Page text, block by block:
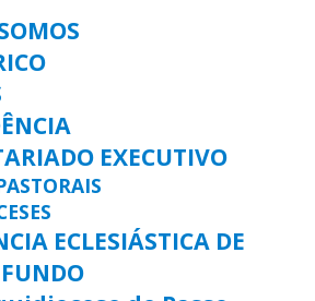
EXECUTIVO
ECLESIÁSTICA DE